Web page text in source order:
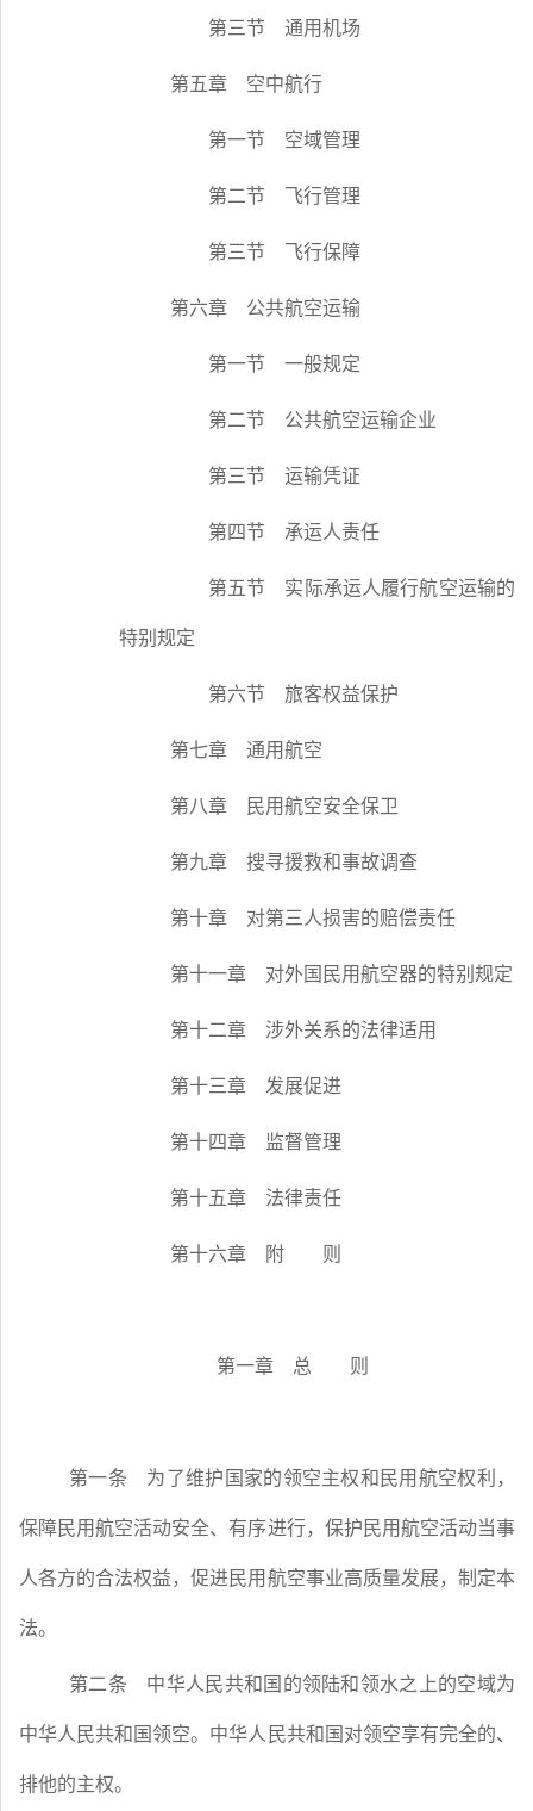
第三节 通用机场
第五章 空中航行
第一节 空域管理
第二节 飞行管理
第三节 飞行保障
第六章 公共航空运输
第一节 一般规定
第二节 公共航空运输企业
第三节 运输凭证
第四节 承运人责任
第五节 实际承运人履行航空运输的
特别规定
第六节 旅客权益保护
第七章 通用航空
第八章 民用航空安全保卫
第九章 搜寻援救和事故调查
第十章 对第三人损害的赔偿责任
第十一章 对外国民用航空器的特别规定
第十二章 涉外关系的法律适用
第十三章 发展促进
第十四章 监督管理
第十五章 法律责任
第十六章 附 则
第一章 总 则
第一条 为了维护国家的领空主权和民用航空权利，
保障民用航空活动安全、有序进行，保护民用航空活动当事
人各方的合法权益，促进民用航空事业高质量发展，制定本
法。
第二条 中华人民共和国的领陆和领水之上的空域为
中华人民共和国领空。中华人民共和国对领空享有完全的、
排他的主权。